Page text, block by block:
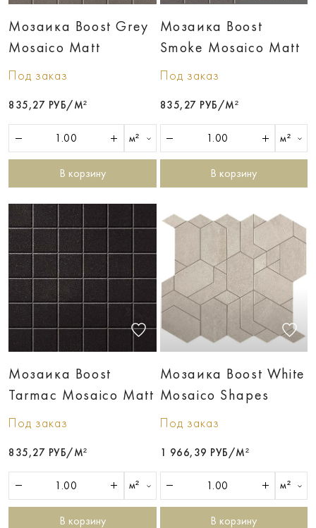
Мозаика Boost Grey
Mosaico Matt
Под заказ
835,27 РУБ/М²
м²
В корзину
Мозаика Boost
Smoke Mosaico Matt
Под заказ
835,27 РУБ/М²
м²
В корзину
Мозаика Boost
Tarmac Mosaico Matt
Под заказ
835,27 РУБ/М²
м²
В корзину
Мозаика Boost White
Mosaico Shapes
Под заказ
1 966,39 РУБ/М²
м²
В корзину